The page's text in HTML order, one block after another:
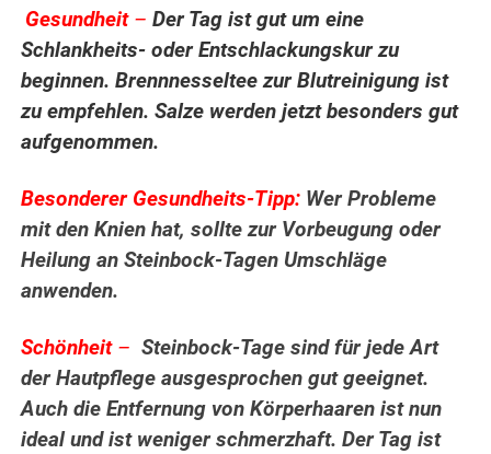
Gesundheit –Der Tag ist gut um eine
Schlankheits- oder Entschlackungskur zu
beginnen. Brennnesseltee zur Blutreinigung ist
zu empfehlen. Salze werden jetzt besonders gut
aufgenommen.
Besonderer Gesundheits-Tipp: Wer Probleme
mit den Knien hat, sollte zur Vorbeugung oder
Heilung an Steinbock-Tagen Umschläge
anwenden.
Schönheit–Steinbock-Tage sind für jede Art
der Hautpflege ausgesprochen gut geeignet.
Auch die Entfernung von Körperhaaren ist nun
ideal und ist weniger schmerzhaft. Der Tag ist